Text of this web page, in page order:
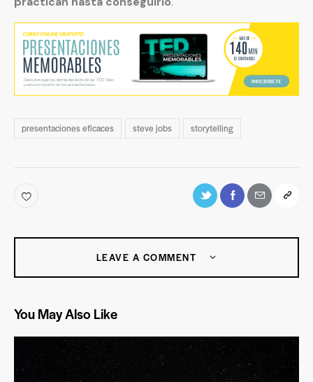
presentaciones eficaces steve jobs storytelling
LEAVE A COMMENT
You May Also Like